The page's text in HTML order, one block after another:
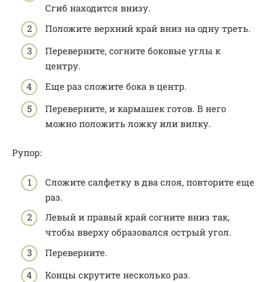
Сгиб находится внизу.
Положите верхний край вниз на одну треть.
Переверните, согните боковые углы к
центру.
Еще раз сложите бока в центр.
Переверните, и кармашек готов. В него
можно положить ложку или вилку.
Рупор:
Сложите салфетку в два слоя, повторите еще
раз.
Левый и правый край согните вниз так,
чтобы вверху образовался острый угол.
Переверните.
Концы скрутите несколько раз.